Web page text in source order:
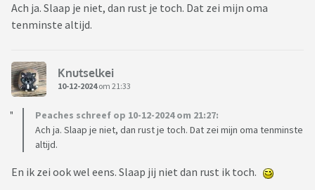
Ach ja. Slaap je niet, dan rust je toch. Dat zei mijn oma
tenminste altijd.
Knutselkei
10-12-2024om 21:33
Peaches schreef op 10-12-2024 om 21:27:
Ach ja. Slaap je niet, dan rust je toch. Dat zei mijn oma tenminste
altijd.
En ik zei ook wel eens. Slaap jij niet dan rust ik toch.